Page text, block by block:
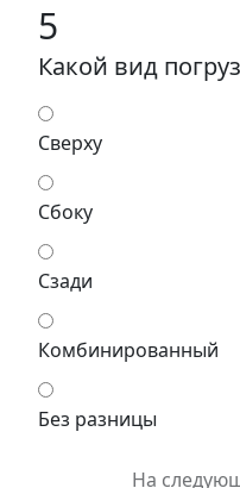
5
Какой вид
Сверху
Сбоку
Сзади
Комбинированный
Без разницы